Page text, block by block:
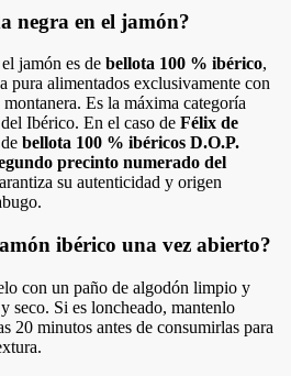
negra en el jamón?
jamón es de bellota 100 % ibérico,
pura alimentados exclusivamente con
Es la máxima categoría
Ibérico. En el caso de Félix de
bellota 100 % ibéricos D.O.P.
precinto numerado del
su autenticidad y origen
ibérico una vez abierto?
con un paño de algodón limpio y
seco. Si es loncheado, mantenlo
20 minutos antes de consumirlas para